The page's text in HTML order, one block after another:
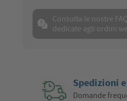
Consulta le nostre
dedicate agli ordini
Spedizioni
Domande